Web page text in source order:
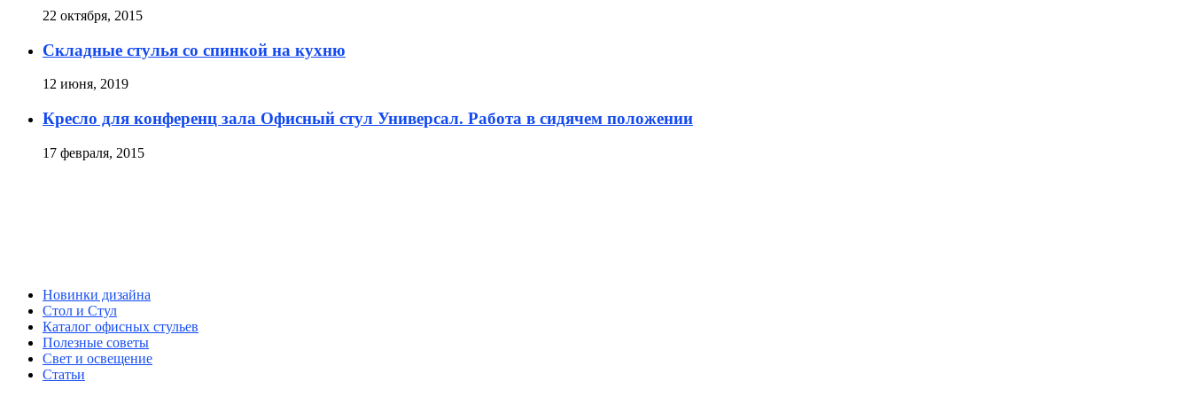
22 октября, 2015
Складные стулья со спинкой на кухню
12 июня, 2019
Кресло для конференц зала Офисный стул Универсал. Работа в сидячем положении
17 февраля, 2015
Новинки дизайна
Стол и Стул
Каталог офисных стульев
Полезные советы
Свет и освещение
Статьи